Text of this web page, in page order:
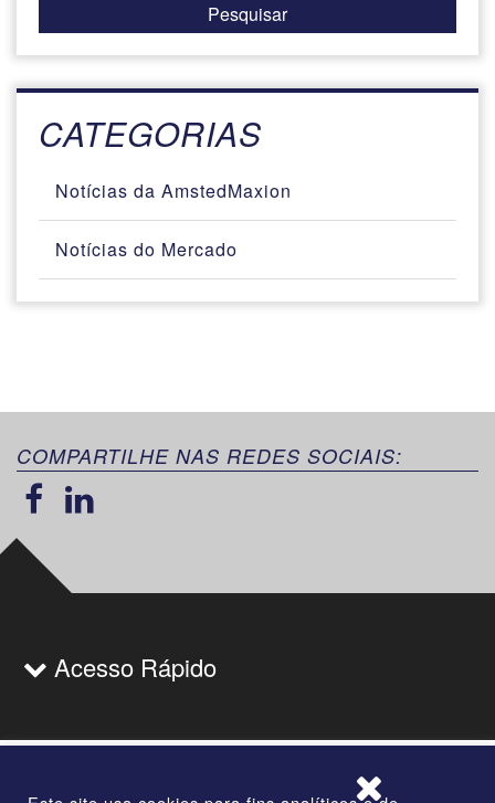
CATEGORIAS
Notícias da AmstedMaxion
Notícias do Mercado
COMPARTILHE NAS REDES SOCIAIS:
Acesso Rápido